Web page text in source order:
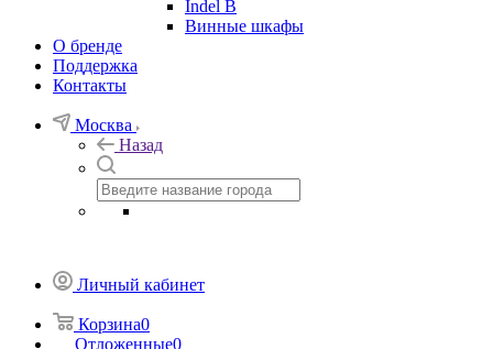
Indel B
Винные шкафы
О бренде
Поддержка
Контакты
Москва
Назад
Личный кабинет
Корзина0
Отложенные0